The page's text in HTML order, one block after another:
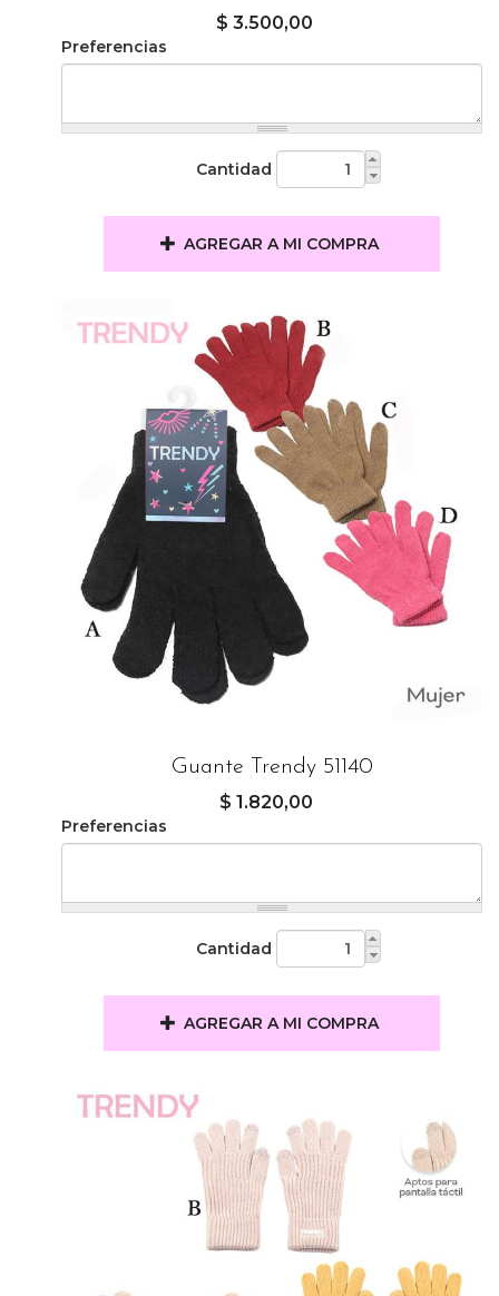
$ 3.500,00
Preferencias
Cantidad
AGREGAR A MI COMPRA
Guante Trendy 51140
$ 1.820,00
Preferencias
Cantidad
AGREGAR A MI COMPRA